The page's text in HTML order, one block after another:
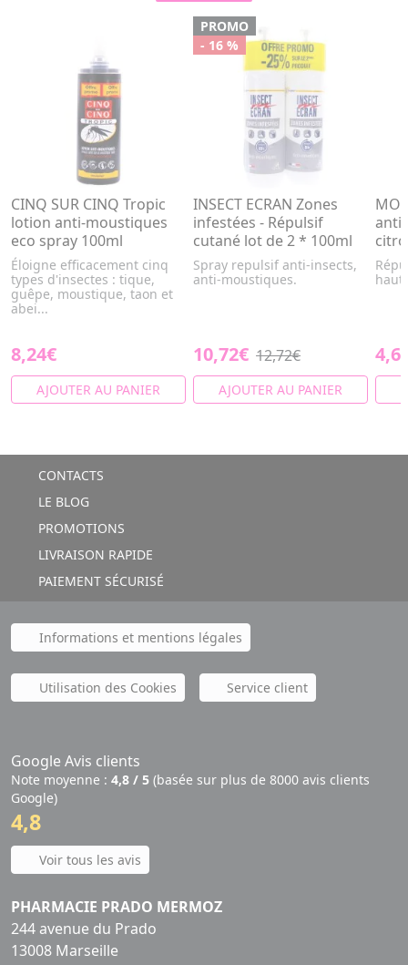
CINQ SUR CINQ Tropic
lotion anti-moustiques
eco spray 100ml
Éloigne efficacement cinq
types d'insectes : tique,
guêpe, moustique, taon et
abei...
8,24€
AJOUTER AU PANIER
PROMO
- 16 %
INSECT ECRAN Zones
infestées - Répulsif
cutané lot de 2 * 100ml
Spray repulsif anti-insects,
anti-moustiques.
10,72€ 12,72€
AJOUTER AU PANIER
CONTACTS
LE BLOG
PROMOTIONS
LIVRAISON RAPIDE
PAIEMENT SÉCURISÉ
Informations et mentions légales
Utilisation des Cookies Service client
Google Avis clients
Note moyenne : 4,8 / 5 (basée sur plus de 8000 avis clients
Google)
4,8
Voir tous les avis
PHARMACIE PRADO MERMOZ
244 avenue du Prado
13008 Marseille